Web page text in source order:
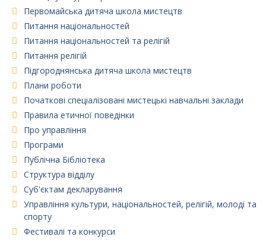
Первомайська дитяча школа мистецтв
Питання національностей
Питання національностей та релігій
Питання релігій
Підгороднянська дитяча школа мистецтв
Плани роботи
Початкові спеціалізовані мистецькі навчальні заклади
Правила етичної поведінки
Про управління
Програми
Публічна Бібліотека
Структура відділу
Суб'єктам декларування
Управління культури, національностей, релігій, молоді та
спорту
Фестивалі та конкурси